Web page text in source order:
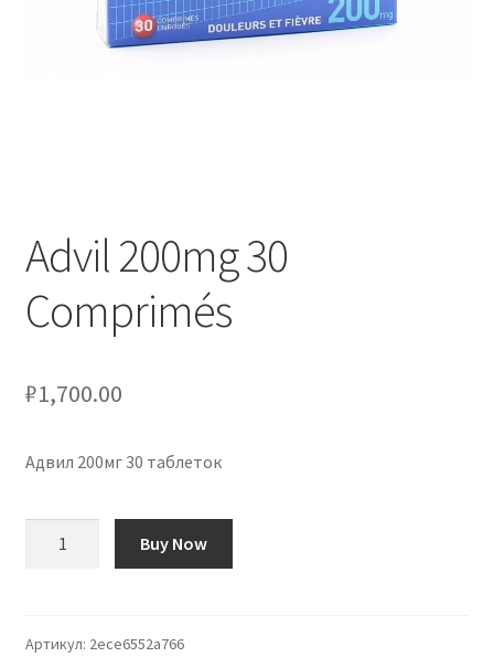
Оформление заказа
Advil 200mg 30
Comprimés
₽1,700.00
Адвил 200мг 30 таблеток
30
Buy Now
Артикул: 2ece6552a766